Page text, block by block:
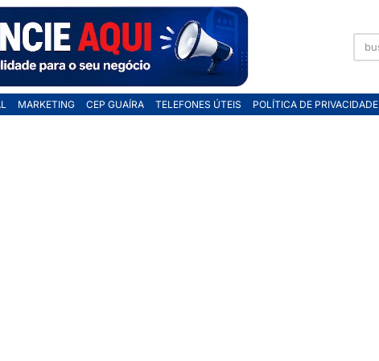
MARKETING CEP GUAÍRA TELEFONES ÚTEIS POLÍTICA DE PRIVACIDADE